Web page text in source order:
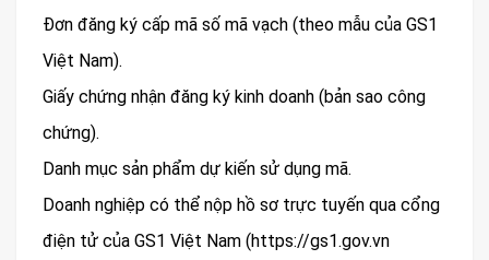
Đơn đăng ký cấp mã số mã vạch (theo mẫu của GS1
Việt Nam).
Giấy chứng nhận đăng ký kinh doanh (bản sao công
chứng).
Danh mục sản phẩm dự kiến sử dụng mã.
Doanh nghiệp có thể nộp hồ sơ trực tuyến qua cổng
điện tử của GS1 Việt Nam (https://gs1.gov.vn